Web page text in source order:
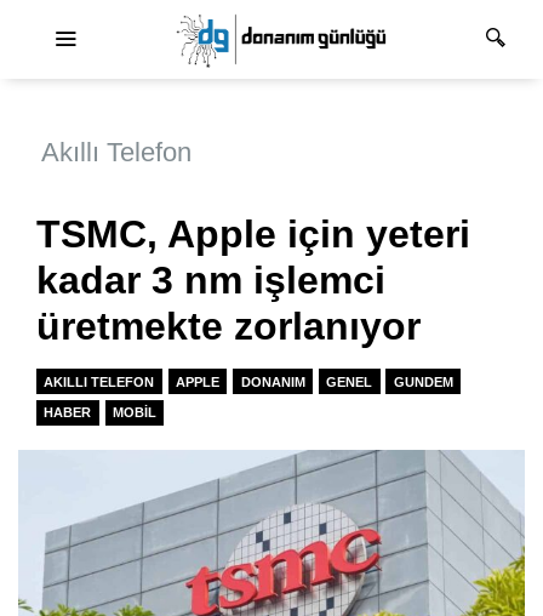
Akıllı Telefon
TSMC, Apple için yeteri
kadar 3 nm işlemci
üretmekte zorlanıyor
AKILLI TELEFON APPLE DONANIM GENEL GUNDEM
HABER MOBIL